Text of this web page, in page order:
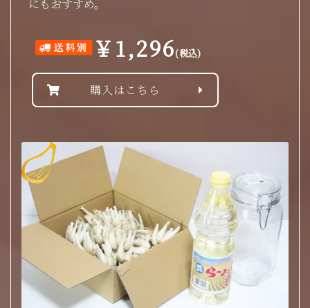
にもおすすめ。
￥1,296(税込)
購入はこちら